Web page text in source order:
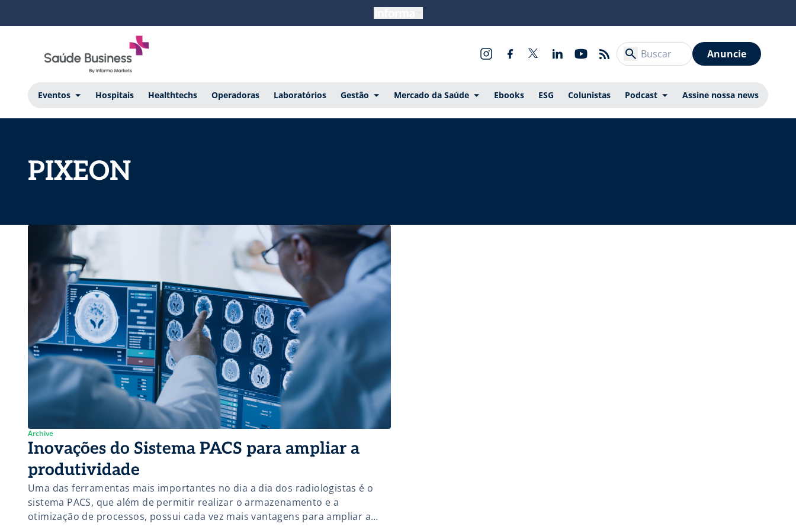
Anuncie
Eventos Hospitais Healthtechs Operadoras Laboratórios Gestão Mercado da Saúde Ebooks ESG Colunistas Podcast Assine nossa news
PIXEON
Archive
Inovações do Sistema PACS para ampliar a
produtividade
Uma das ferramentas mais importantes no dia a dia dos radiologistas é o
sistema PACS, que além de permitir realizar o armazenamento e a
otimização de processos, possui cada vez mais vantagens para ampliar a